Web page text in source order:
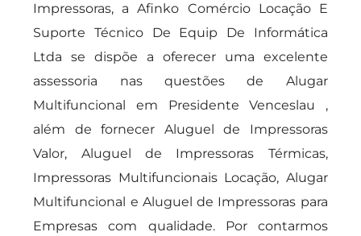
Impressoras, a Afinko Comércio Locação E
Suporte Técnico De Equip De Informática
Ltda se dispõe a oferecer uma excelente
assessoria nas questões de Alugar
Multifuncional em Presidente Venceslau ,
além de fornecer Aluguel de Impressoras
Valor, Aluguel de Impressoras Térmicas,
Impressoras Multifuncionais Locação, Alugar
Multifuncional e Aluguel de Impressoras para
Empresas com qualidade. Por contarmos